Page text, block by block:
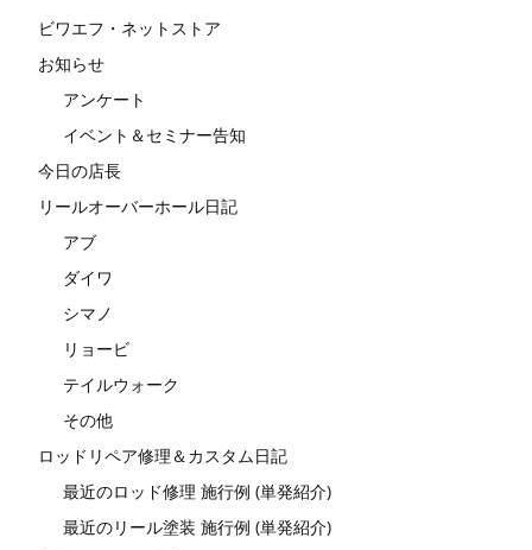
ビワエフ・ネットストア
お知らせ
アンケート
イベント＆セミナー告知
今日の店長
リールオーバーホール日記
アブ
ダイワ
シマノ
リョービ
テイルウォーク
その他
ロッドリペア修理＆カスタム日記
最近のロッド修理 施行例 (単発紹介)
最近のリール塗装 施行例 (単発紹介)